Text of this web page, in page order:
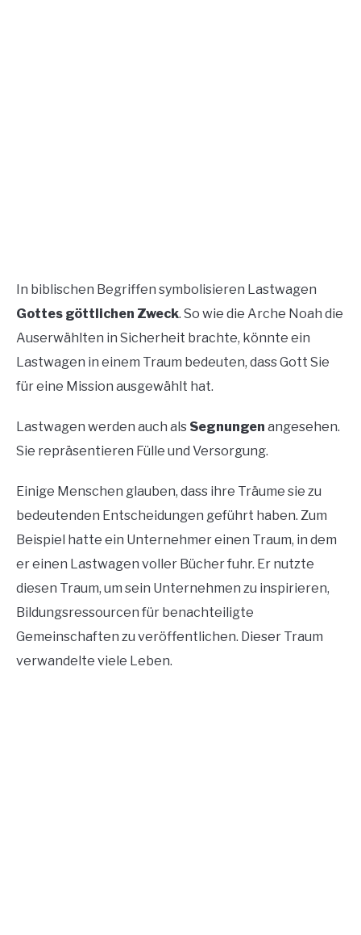
In biblischen Begriffen symbolisieren Lastwagen
Gottes göttlichen Zweck. So wie die Arche Noah die
Auserwählten in Sicherheit brachte, könnte ein
Lastwagen in einem Traum bedeuten, dass Gott Sie
für eine Mission ausgewählt hat.
Lastwagen werden auch als Segnungen angesehen.
Sie repräsentieren Fülle und Versorgung.
Einige Menschen glauben, dass ihre Träume sie zu
bedeutenden Entscheidungen geführt haben. Zum
Beispiel hatte ein Unternehmer einen Traum, in dem
er einen Lastwagen voller Bücher fuhr. Er nutzte
diesen Traum, um sein Unternehmen zu inspirieren,
Bildungsressourcen für benachteiligte
Gemeinschaften zu veröffentlichen. Dieser Traum
verwandelte viele Leben.